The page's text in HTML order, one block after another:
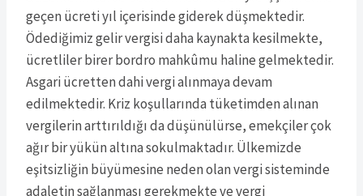
geçen ücreti yıl içerisinde giderek düşmektedir.
Ödediğimiz gelir vergisi daha kaynakta kesilmekte,
ücretliler birer bordro mahkûmu haline gelmektedir.
Asgari ücretten dahi vergi alınmaya devam
edilmektedir. Kriz koşullarında tüketimden alınan
vergilerin arttırıldığı da düşünülürse, emekçiler çok
ağır bir yükün altına sokulmaktadır. Ülkemizde
eşitsizliğin büyümesine neden olan vergi sisteminde
adaletin sağlanması gerekmekte ve vergi